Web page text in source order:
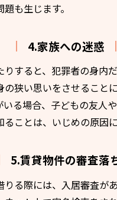
も生じます。
4.家族への迷惑
すると、犯罪者の身内だ
の狭い思いをさせること
いる場合、子どもの友人
ことは、いじめの原因に
5.賃貸物件の審査落
りる際には、入居審査が